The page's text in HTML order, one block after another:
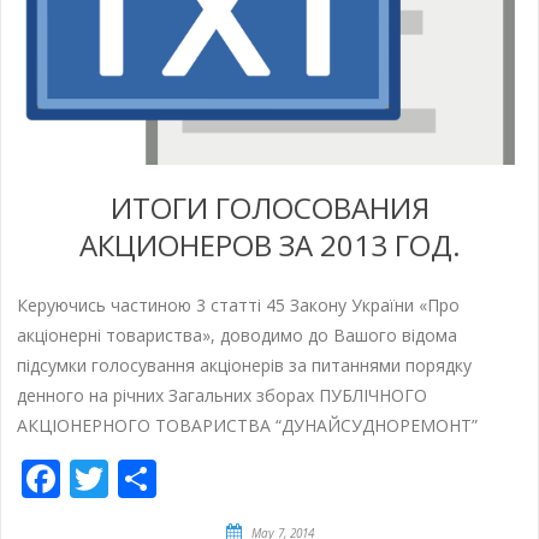
ИТОГИ ГОЛОСОВАНИЯ
АКЦИОНЕРОВ ЗА 2013 ГОД.
Керуючись частиною 3 статті 45 Закону України «Про
акціонерні товариства», доводимо до Вашого відома
підсумки голосування акціонерів за питаннями порядку
денного на річних Загальних зборах ПУБЛІЧНОГО
АКЦІОНЕРНОГО ТОВАРИСТВА “ДУНАЙСУДНОРЕМОНТ”
Facebook
Twitter
May 7, 2014